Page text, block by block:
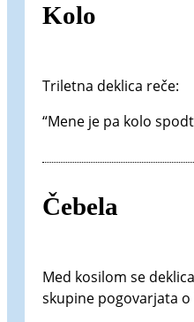
Kolo
Triletna deklica reče:
“Mene je pa kolo
Čebela
Med kosilom se
skupine pogovarjata o